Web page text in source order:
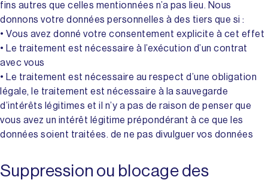
fins autres que celles mentionnées n’a pas lieu. Nous
donnons votre données personnelles à des tiers que si :
• Vous avez donné votre consentement explicite à cet effet
• Le traitement est nécessaire à l’exécution d’un contrat
avec vous
• Le traitement est nécessaire au respect d’une obligation
légale, le traitement est nécessaire à la sauvegarde
d’intérêts légitimes et il n’y a pas de raison de penser que
vous avez un intérêt légitime prépondérant à ce que les
données soient traitées. de ne pas divulguer vos données
Suppression ou blocage des